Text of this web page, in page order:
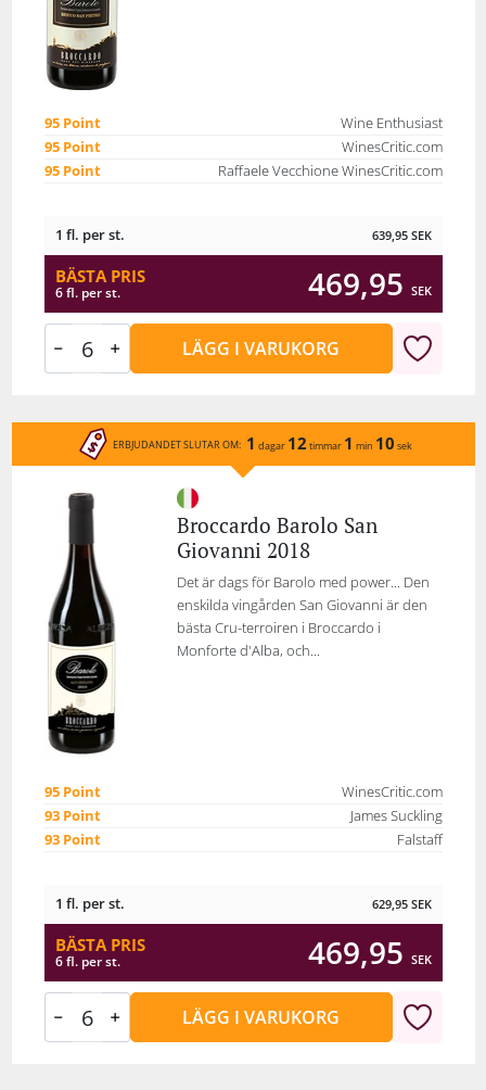
95 Point
Wine Enthusiast
95 Point
WinesCritic.com
95 Point
Raffaele Vecchione WinesCritic.com
1 fl. per st. 639,95 SEK
BÄSTA PRIS
6 fl. per st. 469,95 SEK
LÄGG I VARUKORG
ERBJUDANDET SLUTAR OM: 1 dagar 12 timmar 1 min 10 sek
Broccardo Barolo San
Giovanni 2018
Det är dags för Barolo med power... Den
enskilda vingården San Giovanni är den
bästa Cru-terroiren i Broccardo i
Monforte d'Alba, och...
95 Point
WinesCritic.com
93 Point
James Suckling
93 Point
Falstaff
1 fl. per st. 629,95 SEK
BÄSTA PRIS
6 fl. per st. 469,95 SEK
LÄGG I VARUKORG